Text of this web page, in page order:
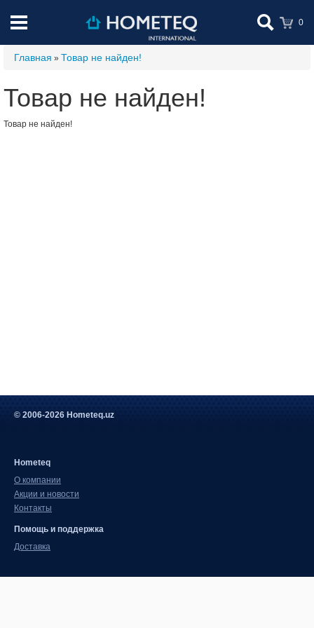
0
Главная » Товар не найден!
Товар не найден!
Товар не найден!
© 2006-2026 Hometeq.uz
Hometeq
О компании
Акции и новости
Контакты
Помощь и поддержка
Доставка